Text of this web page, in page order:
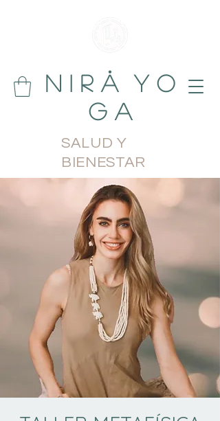
N i r å Y o
g a
SALUD Y
BIENESTAR